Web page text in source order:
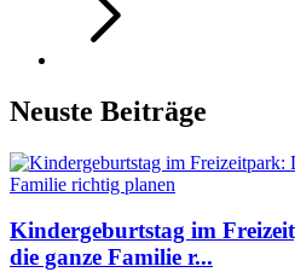
Neuste Beiträge
Kindergeburtstag im
die ganze Familie r...